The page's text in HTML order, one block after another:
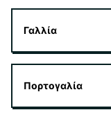
Γαλλία
Πορτογαλία